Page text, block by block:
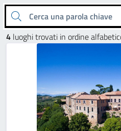
Cerca una parola chiave
4 luoghi trovati in ordine